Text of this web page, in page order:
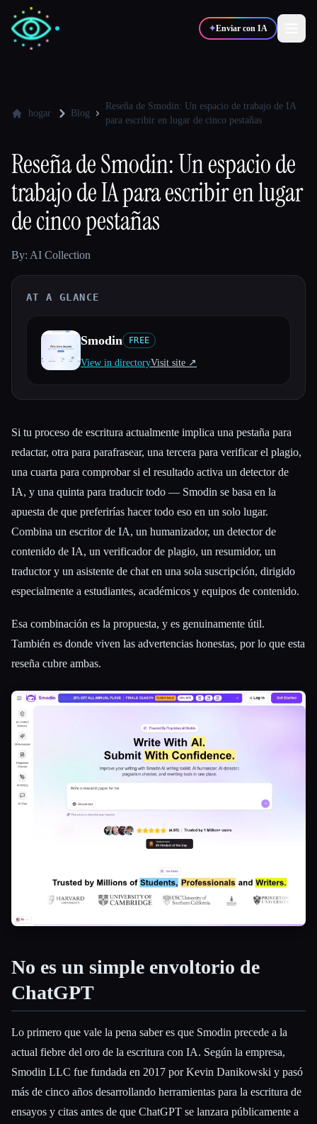
✦Enviar con IA
🎨Diseñadores
Desarrolladores 📈
🎓Estudiantes 🎬Creadores
Blog
Todas las categorías
Esc
hogar Blog
Reseña de Smodin: Un espacio de trabajo de IA
para escribir en lugar de cinco pestañas
Reseña de Smodin: Un espacio de
trabajo de IA para escribir en lugar
de cinco pestañas
By: AI Collection
AT A GLANCE
Smodin FREE
View in directoryVisit site ↗︎
Si tu proceso de escritura actualmente implica una pestaña para
redactar, otra para parafrasear, una tercera para verificar el plagio,
una cuarta para comprobar si el resultado activa un detector de
IA, y una quinta para traducir todo — Smodin se basa en la
apuesta de que preferirías hacer todo eso en un solo lugar.
Combina un escritor de IA, un humanizador, un detector de
contenido de IA, un verificador de plagio, un resumidor, un
traductor y un asistente de chat en una sola suscripción, dirigido
especialmente a estudiantes, académicos y equipos de contenido.
Esa combinación es la propuesta, y es genuinamente útil.
También es donde viven las advertencias honestas, por lo que esta
reseña cubre ambas.
No es un simple envoltorio de
ChatGPT
Lo primero que vale la pena saber es que Smodin precede a la
actual fiebre del oro de la escritura con IA. Según la empresa,
Smodin LLC fue fundada en 2017 por Kevin Danikowski y pasó
más de cinco años desarrollando herramientas para la escritura de
ensayos y citas antes de que ChatGPT se lanzara públicamente a